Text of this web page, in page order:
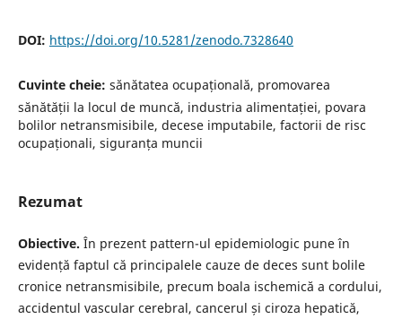
DOI: https://doi.org/10.5281/zenodo.7328640
Cuvinte cheie: sănătatea ocupațională, promovarea
sănătății la locul de muncă, industria alimentației, povara
bolilor netransmisibile, decese imputabile, factorii de risc
ocupaționali, siguranța muncii
Rezumat
Obiective. În prezent pattern-ul epidemiologic pune în
evidență faptul că principalele cauze de deces sunt bolile
cronice netransmisibile, precum boala ischemică a cordului,
accidentul vascular cerebral, cancerul și ciroza hepatică,